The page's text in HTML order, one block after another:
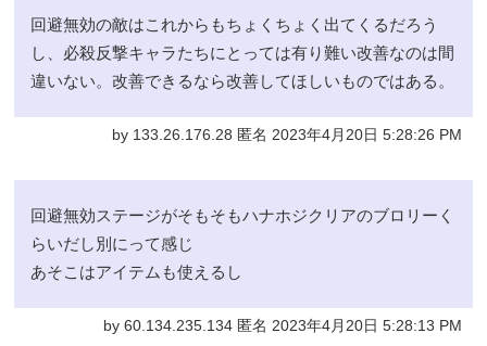
回避無効の敵はこれからもちょくちょく出てくるだろう
し、必殺反撃キャラたちにとっては有り難い改善なのは間
違いない。改善できるなら改善してほしいものではある。
by 133.26.176.28 匿名 2023年4月20日 5:28:26 PM
回避無効ステージがそもそもハナホジクリアのブロリーく
らいだし別にって感じ
あそこはアイテムも使えるし
by 60.134.235.134 匿名 2023年4月20日 5:28:13 PM